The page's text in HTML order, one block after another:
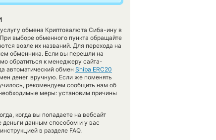
обмена Криптовалюта Сиба-ину в
выборе обменного пункта обращайте
возле их названий. Для перехода на
обменника. Если вы перешли на
обратиться к менеджеру сайта-
автоматический обмен Shiba ERC20
денег вручную. Если же поменять
рекомендуем сообщить нам об
меры: установим причины
когда вы попадаете на вебсайт
деньги данным способом и у вас
в разделе FAQ.